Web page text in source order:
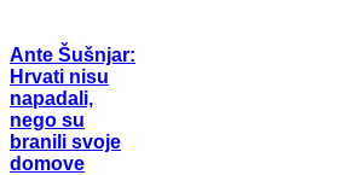
Ante Šušnjar:
Hrvati nisu
napadali,
nego su
branili svoje
domove